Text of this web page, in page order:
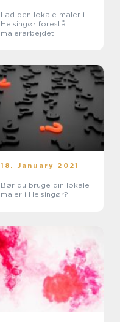
Lad den lokale maler i
Helsingør forestå
malerarbejdet
18. January 2021
Bør du bruge din lokale
maler i Helsingør?